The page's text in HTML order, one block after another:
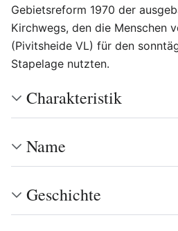
Gebietsreform 1970 der
Kirchwegs, den die Menschen
(Pivitsheide VL) für den
Stapelage nutzten.
Charakteristik
Name
Geschichte